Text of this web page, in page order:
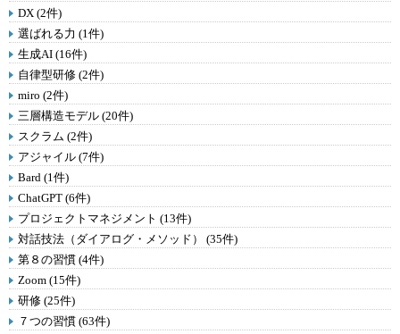
DX (2件)
選ばれる力 (1件)
生成AI (16件)
自律型研修 (2件)
miro (2件)
三層構造モデル (20件)
スクラム (2件)
アジャイル (7件)
Bard (1件)
ChatGPT (6件)
プロジェクトマネジメント (13件)
対話技法（ダイアログ・メソッド） (35件)
第８の習慣 (4件)
Zoom (15件)
研修 (25件)
７つの習慣 (63件)